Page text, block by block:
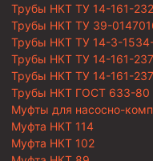
Трубы НКТ ТУ 14-161-
Трубы НКТ ТУ 39-
Трубы НКТ ТУ 14-3-
Трубы НКТ ТУ 14-161-
Трубы НКТ ТУ 14-161-
Трубы НКТ ГОСТ 633-80
Муфты для насосно-
Муфта НКТ 114
Муфта НКТ 102